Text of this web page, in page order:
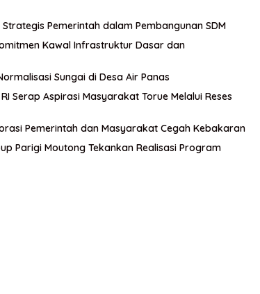
Pemerintah dalam Pembangunan SDM
Kawal Infrastruktur Dasar dan
Sungai di Desa Air Panas
Serap Aspirasi Masyarakat Torue Melalui Reses
Pemerintah dan Masyarakat Cegah Kebakaran
Parigi Moutong Tekankan Realisasi Program